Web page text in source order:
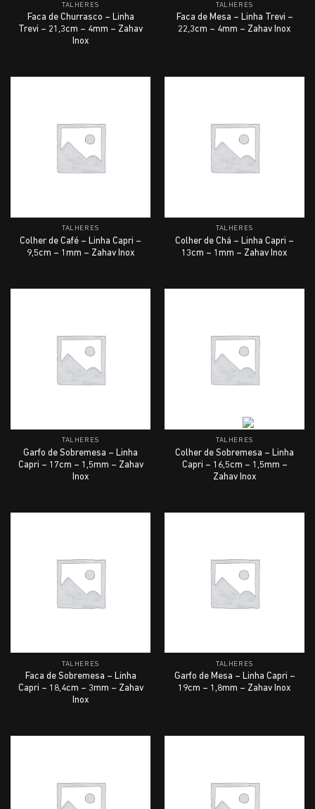
TALHERES
Faca de Churrasco – Linha
Trevi – 21,3cm – 4mm – Zahav
Inox
TALHERES
Faca de Mesa – Linha Trevi –
22,3cm – 4mm – Zahav Inox
TALHERES
Colher de Café – Linha Capri –
9,5cm – 1mm – Zahav Inox
TALHERES
Colher de Chá – Linha Capri –
13cm – 1mm – Zahav Inox
TALHERES
Garfo de Sobremesa – Linha
Capri – 17cm – 1,5mm – Zahav
Inox
TALHERES
Colher de Sobremesa – Linha
Capri – 16,5cm – 1,5mm –
Zahav Inox
TALHERES
Faca de Sobremesa – Linha
Capri – 18,4cm – 3mm – Zahav
Inox
TALHERES
Garfo de Mesa – Linha Capri –
19cm – 1,8mm – Zahav Inox